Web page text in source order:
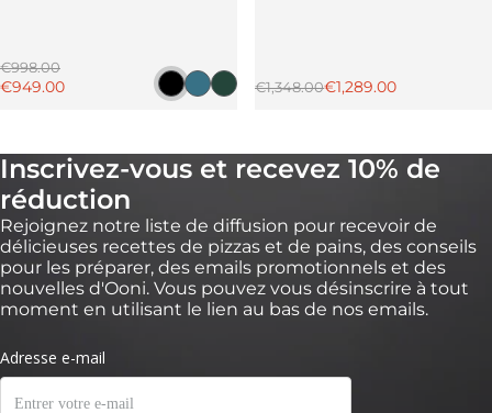
Prix régulier
€998.00
Prix promotionnel
€949.00 Noir fonte
Bleu ardoise
Vert sapin
Prix régulier
€1,348.00Prix promotionnel
€1,289.00
Inscrivez-vous et recevez 10% de
réduction
Rejoignez notre liste de diffusion pour recevoir de
délicieuses recettes de pizzas et de pains, des conseils
pour les préparer, des emails promotionnels et des
nouvelles d'Ooni. Vous pouvez vous désinscrire à tout
moment en utilisant le lien au bas de nos emails.